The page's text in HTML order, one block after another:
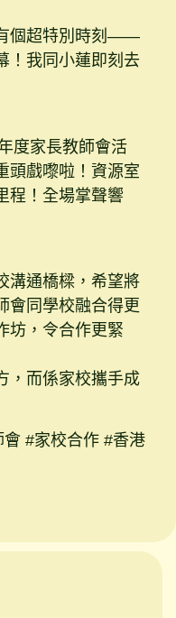
個超特別時刻——
！我同小蓮即刻去
度家長教師會活
頭戲嚟啦！資源室
程！全場掌聲響
溝通橋樑，希望將
會同學校融合得更
坊，令合作更緊
，而係家校攜手成
#家校合作 #香港